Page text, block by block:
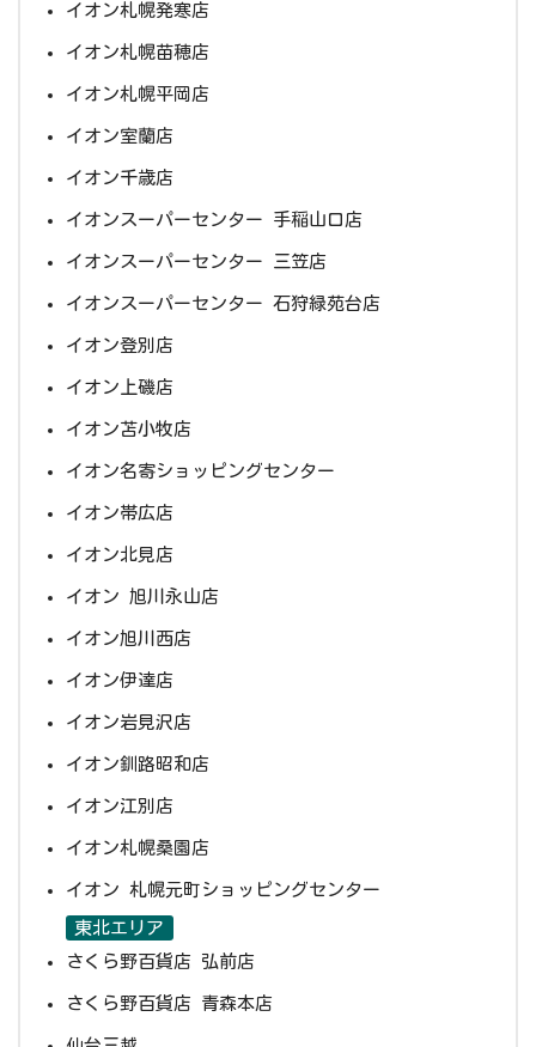
イオン札幌発寒店
イオン札幌苗穂店
イオン札幌平岡店
イオン室蘭店
イオン千歳店
イオンスーパーセンター 手稲山口店
イオンスーパーセンター 三笠店
イオンスーパーセンター 石狩緑苑台店
イオン登別店
イオン上磯店
イオン苫小牧店
イオン名寄ショッピングセンター
イオン帯広店
イオン北見店
イオン 旭川永山店
イオン旭川西店
イオン伊達店
イオン岩見沢店
イオン釧路昭和店
イオン江別店
イオン札幌桑園店
イオン 札幌元町ショッピングセンター
東北エリア
さくら野百貨店 弘前店
さくら野百貨店 青森本店